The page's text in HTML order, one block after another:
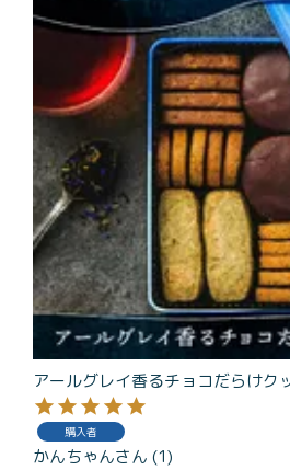
アールグレイ香るチョコだらけク
購入者
かんちゃん 1